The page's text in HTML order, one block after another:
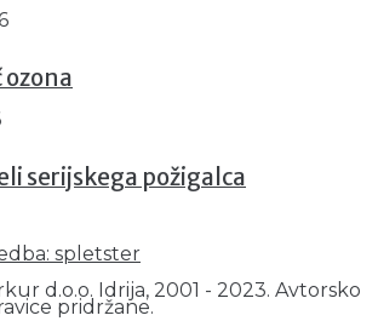
ozona
serijskega požigalca
spletster
d.o.o. Idrija, 2001 - 2023. Avtorsko
pridržane.